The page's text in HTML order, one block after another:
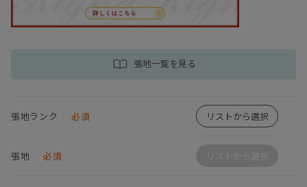
張地一覧を見る
張地ランク 必須 リストから選択
張地 必須